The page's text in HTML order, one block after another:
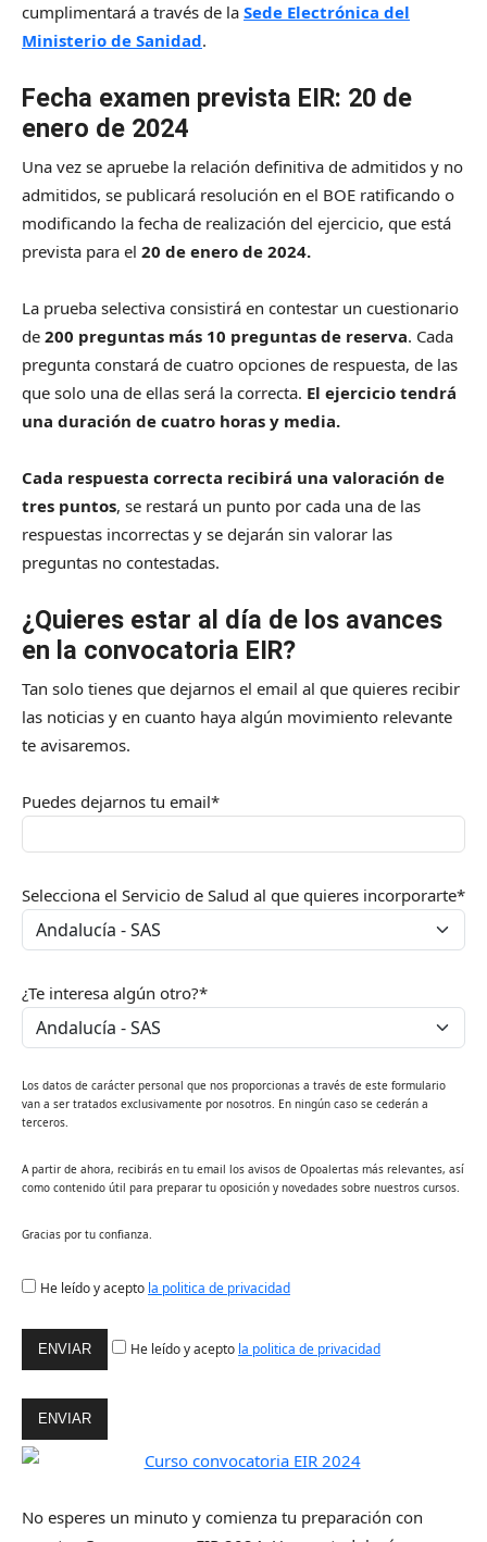
cumplimentará a través de la Sede Electrónica del
Ministerio de Sanidad.
Fecha examen prevista EIR: 20 de
enero de 2024
Una vez se apruebe la relación definitiva de admitidos y no
admitidos, se publicará resolución en el BOE ratificando o
modificando la fecha de realización del ejercicio, que está
prevista para el 20 de enero de 2024.
La prueba selectiva consistirá en contestar un cuestionario
de 200 preguntas más 10 preguntas de reserva. Cada
pregunta constará de cuatro opciones de respuesta, de las
que solo una de ellas será la correcta. El ejercicio tendrá
una duración de cuatro horas y media.
Cada respuesta correcta recibirá una valoración de
tres puntos, se restará un punto por cada una de las
respuestas incorrectas y se dejarán sin valorar las
preguntas no contestadas.
¿Quieres estar al día de los avances
en la convocatoria EIR?
Tan solo tienes que dejarnos el email al que quieres recibir
las noticias y en cuanto haya algún movimiento relevante
te avisaremos.
Puedes dejarnos tu email*
Selecciona el Servicio de Salud al que quieres incorporarte*
¿Te interesa algún otro?*
Los datos de carácter personal que nos proporcionas a través de este formulario
van a ser tratados exclusivamente por nosotros. En ningún caso se cederán a
terceros.
A partir de ahora, recibirás en tu email los avisos de Opoalertas más relevantes, así
como contenido útil para preparar tu oposición y novedades sobre nuestros cursos.
Gracias por tu confianza.
He leído y acepto la politica de privacidad
He leído y acepto la politica de privacidad
No esperes un minuto y comienza tu preparación con